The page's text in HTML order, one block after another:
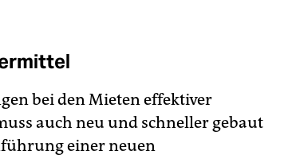
bei den Mieten effektiver
auch neu und schneller gebaut
einer neuen